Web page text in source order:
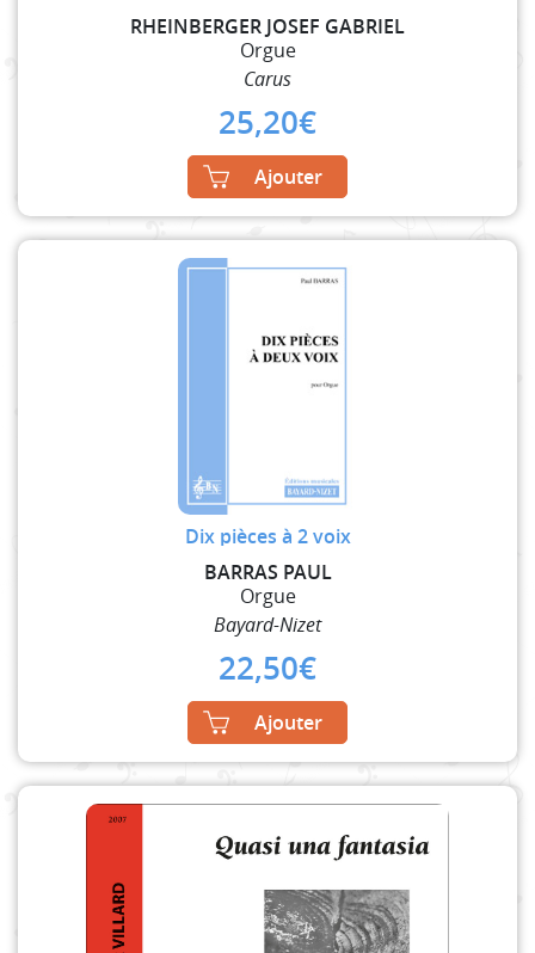
RHEINBERGER JOSEF GABRIEL
Orgue
Carus
25,20€
Ajouter
Dix pièces à 2 voix
BARRAS PAUL
Orgue
Bayard-Nizet
22,50€
Ajouter